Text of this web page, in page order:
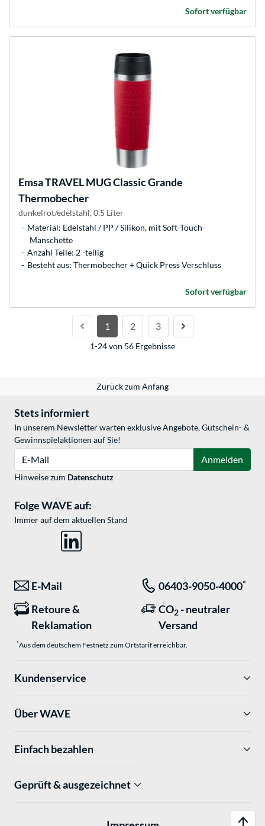
Sofort verfügbar
EmsaTRAVEL MUG Classic Grande
Thermobecher
dunkelrot/edelstahl, 0,5 Liter
Material: Edelstahl / PP / Silikon, mit Soft-Touch-
Manschette
Anzahl Teile: 2 -teilig
Besteht aus: Thermobecher + Quick Press Verschluss
Sofort verfügbar
1 2 3
1-24 von 56 Ergebnisse
Zurück zum Anfang
Stets informiert
In unserem Newsletter warten exklusive Angebote, Gutschein- &
Gewinnspielaktionen auf Sie!
Anmelden
Hinweise zum Datenschutz
Folge WAVE auf:
Immer auf dem aktuellen Stand
E-Mail 06403-9050-4000*
Retoure &
Reklamation
CO2 - neutraler
Versand
*Aus dem deutschem Festnetz zum Ortstarif erreichbar.
Kundenservice
Über WAVE
Einfach bezahlen
Geprüft & ausgezeichnet